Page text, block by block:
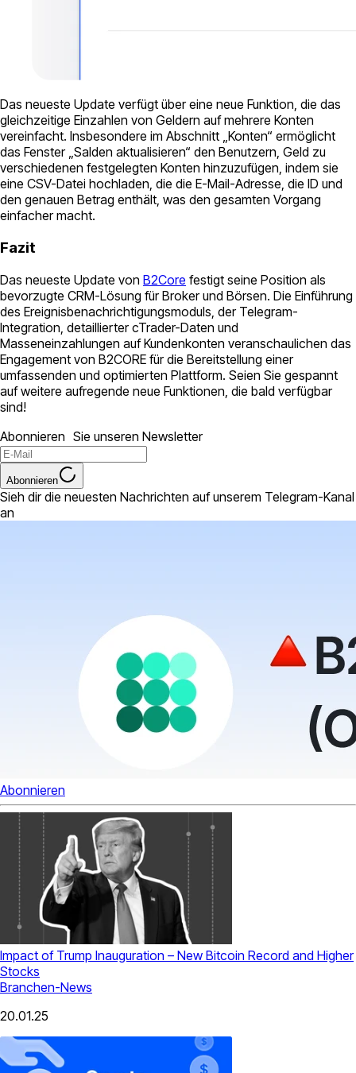
Das neueste Update verfügt über eine neue Funktion, die das
gleichzeitige Einzahlen von Geldern auf mehrere Konten
vereinfacht. Insbesondere im Abschnitt „Konten“ ermöglicht
das Fenster „Salden aktualisieren“ den Benutzern, Geld zu
verschiedenen festgelegten Konten hinzuzufügen, indem sie
eine CSV-Datei hochladen, die die E-Mail-Adresse, die ID und
den genauen Betrag enthält, was den gesamten Vorgang
einfacher macht.
Fazit
Das neueste Update von B2Core festigt seine Position als
bevorzugte CRM-Lösung für Broker und Börsen. Die Einführung
des Ereignisbenachrichtigungsmoduls, der Telegram-
Integration, detaillierter cTrader-Daten und
Masseneinzahlungen auf Kundenkonten veranschaulichen das
Engagement von B2CORE für die Bereitstellung einer
umfassenden und optimierten Plattform. Seien Sie gespannt
auf weitere aufregende neue Funktionen, die bald verfügbar
sind!
Abonnieren Sie unseren Newsletter
Abonnieren
Sieh dir die neuesten Nachrichten auf unserem Telegram-Kanal
an
Abonnieren
Impact of Trump Inauguration – New Bitcoin Record and Higher
Stocks
Branchen-News
20.01.25